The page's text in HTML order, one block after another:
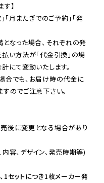
】
「月またぎでのご予約」「発
なった場合、それぞれの発
い方法が「代金引換」の場
合でも、お届け時の代金に
のでご注意下さい。
後に変更となる場合があり
容、デザイン、発売時期等)
セットにつき1枚メーカー発